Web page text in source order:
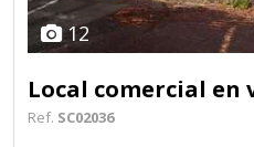
12
Local comercial en
Ref. SC02036